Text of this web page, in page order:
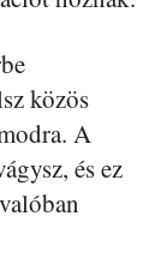
közös
A
és ez